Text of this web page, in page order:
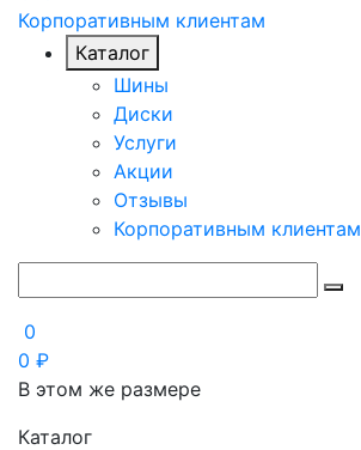
Корпоративным клиентам
Каталог
Шины
Диски
Услуги
Акции
Отзывы
Корпоративным клиентам
0
0 ₽
В этом же размере
Каталог